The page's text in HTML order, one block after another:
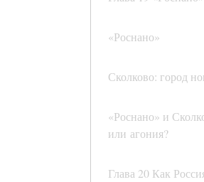
«Роснано»
Сколково: город
«Роснано» и
или агония?
Глава 20 Как